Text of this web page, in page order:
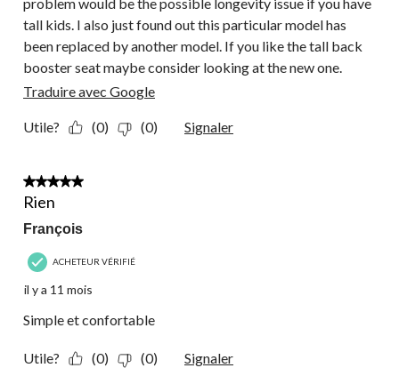
tall kids. I also just found out this particular model has
been replaced by another model. If you like the tall back
booster seat maybe consider looking at the new one.
Traduire avec Google
Utile? (0) (0) Signaler
5 étoile(s) sur 5.
Rien
François
ACHETEUR VÉRIFIÉ
il y a 11 mois
Simple et confortable
Utile? (0) (0) Signaler